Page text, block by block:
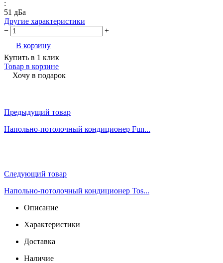
:
51 дБа
Другие характеристики
−
+
В корзину
Купить в 1 клик
Товар в корзине
Хочу в подарок
Предыдущий товар
Напольно-потолочный кондиционер Fun...
Следующий товар
Напольно-потолочный кондиционер Tos...
Описание
Характеристики
Доставка
Наличие